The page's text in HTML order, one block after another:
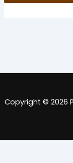
Copyright © 2026